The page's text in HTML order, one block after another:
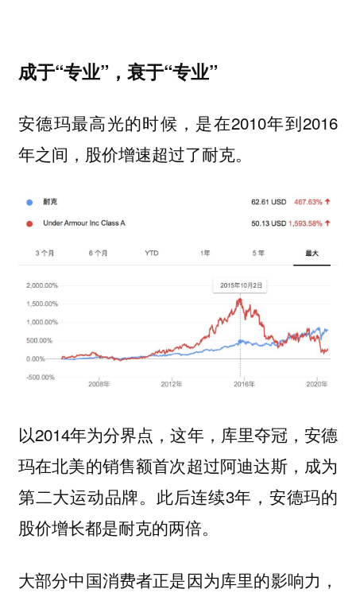
成于“专业”，衰于“专业”
安德玛最高光的时候，是在2010年到2016
年之间，股价增速超过了耐克。
以2014年为分界点，这年，库里夺冠，安德
玛在北美的销售额首次超过阿迪达斯，成为
第二大运动品牌。此后连续3年，安德玛的
股价增长都是耐克的两倍。
大部分中国消费者正是因为库里的影响力，